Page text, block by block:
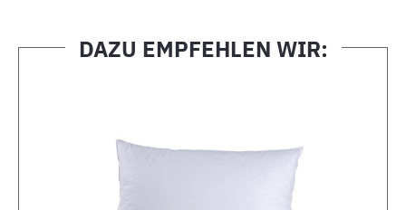
DAZU EMPFEHLEN WIR: